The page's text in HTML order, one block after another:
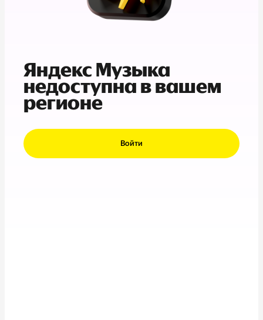
Яндекс Музыка
недоступна в вашем
регионе
Войти